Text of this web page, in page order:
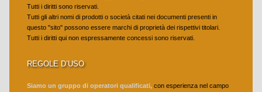
Tutti i diritti sono riservati.
Tutti gli altri nomi di prodotti o società citati nei documenti presenti in
questo "sito" possono essere marchi di proprietà dei rispettivi titolari.
Tutti i diritti qui non espressamente concessi sono riservati.
REGOLE D’USO
Siamo un gruppo di operatori qualificati,con esperienza nel campo